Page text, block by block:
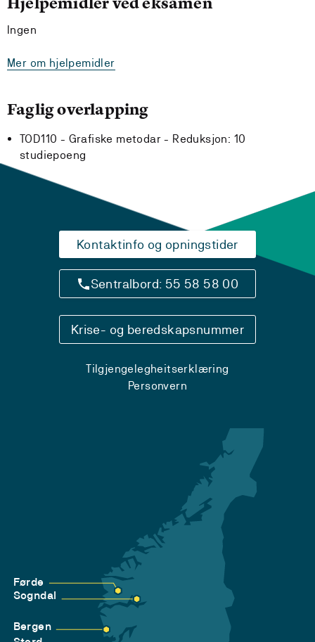
Ingen
Mer om hjelpemidler
Faglig overlapping
TOD110 - Grafiske metodar - Reduksjon: 10
studiepoeng
Kontaktinfo og opningstider
Sentralbord: 55 58 58 00
Krise- og beredskapsnummer
Tilgjengelegheitserklæring
Personvern
Førde
Sogndal
Bergen